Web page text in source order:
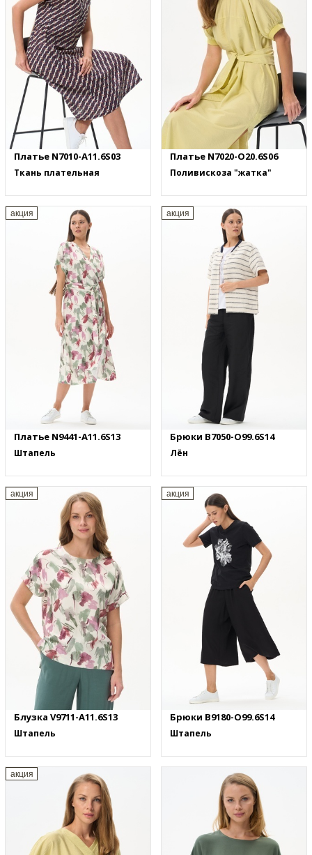
Платье N7010-A11.6S03
Ткань плательная
Платье N7020-O20.6S06
Поливискоза "жатка"
акция
Платье N9441-A11.6S13
Штапель
акция
Брюки B7050-O99.6S14
Лён
акция
Блузка V9711-A11.6S13
Штапель
акция
Брюки B9180-O99.6S14
Штапель
акция